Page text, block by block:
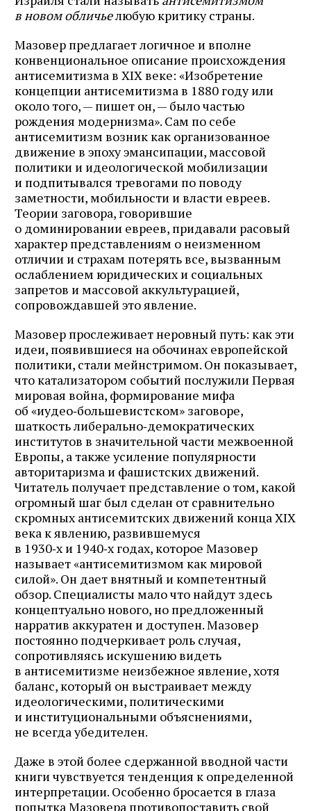
в новом обличьелюбую критику страны.
Мазовер предлагает логичное и вполне
конвенциональное описание происхождения
антисемитизма в XIX веке: «Изобретение
концепции антисемитизма в 1880 году или
около того, — пишет он, — было частью
рождения модернизма». Сам по себе
антисемитизм возник как организованное
движение в эпоху эмансипации, массовой
политики и идеологической мобилизации
и подпитывался тревогами по поводу
заметности, мобильности и власти евреев.
Теории заговора, говорившие
о доминировании евреев, придавали расовый
характер представлениям о неизменном
отличии и страхам потерять все, вызванным
ослаблением юридических и социальных
запретов и массовой аккультурацией,
сопровождавшей это явление.
Мазовер прослеживает неровный путь: как эти
идеи, появившиеся на обочинах европейской
политики, стали мейнстримом. Он показывает,
что катализатором событий послужили Первая
мировая война, формирование мифа
об «иудео‑большевистском» заговоре,
шаткость либерально‑демократических
институтов в значительной части межвоенной
Европы, а также усиление популярности
авторитаризма и фашистских движений.
Читатель получает представление о том, какой
огромный шаг был сделан от сравнительно
скромных антисемитских движений конца XIX
века к явлению, развившемуся
в 1930‑х и 1940‑х годах, которое Мазовер
называет «антисемитизмом как мировой
силой». Он дает внятный и компетентный
обзор. Специалисты мало что найдут здесь
концептуально нового, но предложенный
нарратив аккуратен и доступен. Мазовер
постоянно подчеркивает роль случая,
сопротивляясь искушению видеть
в антисемитизме неизбежное явление, хотя
баланс, который он выстраивает между
идеологическими, политическими
и институциональными объяснениями,
не всегда убедителен.
Даже в этой более сдержанной вводной части
книги чувствуется тенденция к определенной
интерпретации. Особенно бросается в глаза
попытка Мазовера противопоставить свой